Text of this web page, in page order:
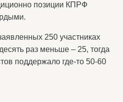
позиции КПРФ
250 участниках
раз меньше – 25, тогда
поддержало где-то 50-60